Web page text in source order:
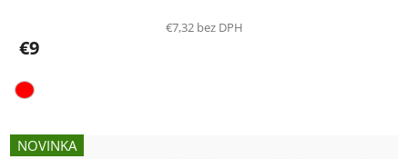
€7,32 bez DPH
€9
NOVINKA